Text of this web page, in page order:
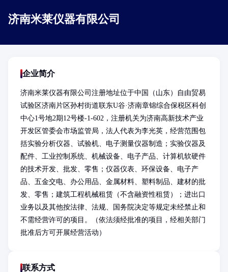
济南米莱仪器有限公司
企业简介
济南米莱仪器有限公司注册地址位于中国（山东）自由贸易
试验区济南片区孙村街道联东U谷·济南章锦综合保税区科创
中心1号地2期12号楼-1-602，注册机关为济南高新技术产业
开发区管委会市场监管局，法人代表为李光英，经营范围包
括实验分析仪器、试验机、电子测量仪器制造；实验仪器及
配件、工业控制系统、机械设备、电子产品、计算机软硬件
的技术开发、批发、零售；仪器仪表、环保设备、电子产
品、五金交电、办公用品、金属材料、塑料制品、建材的批
发、零售；建筑工程机械租赁（不含融资性租赁）；进出口
业务以及其他按法律、法规、国务院决定等规定未经禁止和
不需经营许可的项目。（依法须经批准的项目，经相关部门
批准后方可开展经营活动）
联系方式